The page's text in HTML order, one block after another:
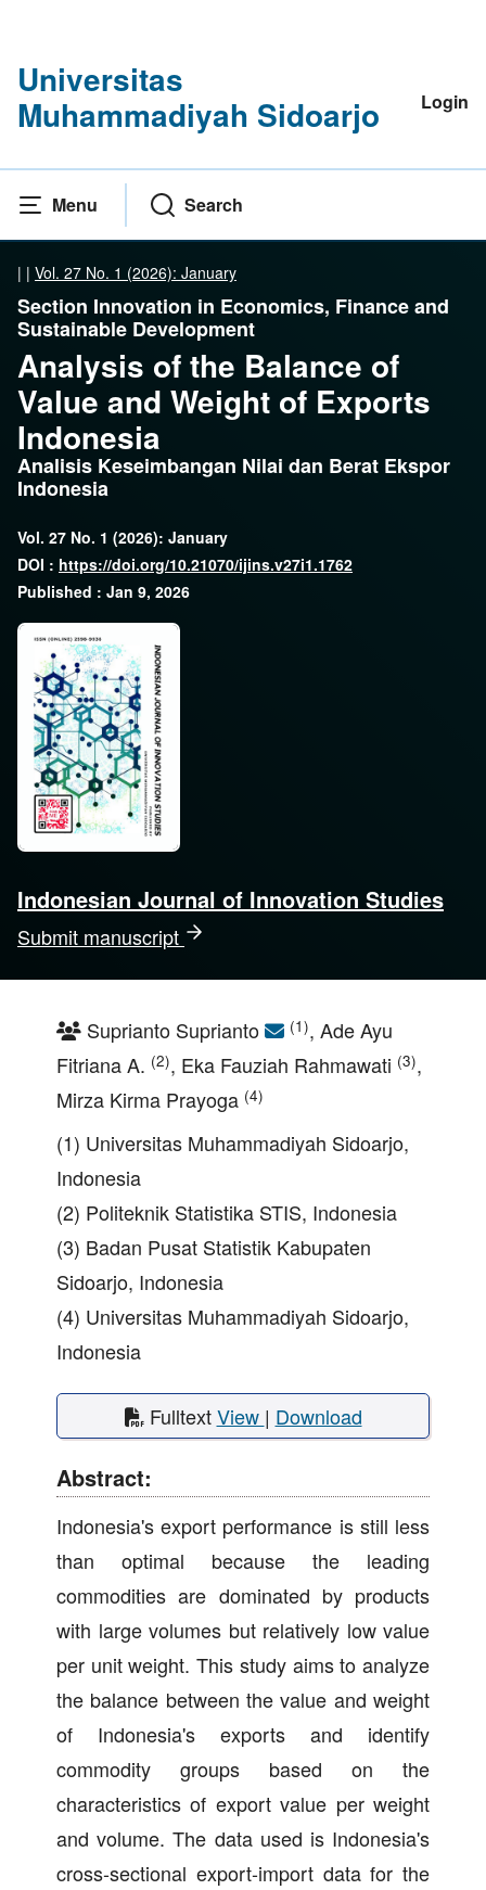
Universitas
Muhammadiyah Sidoarjo
Login
Menu Search
| | Vol. 27 No. 1 (2026): January
Indonesian Journal of Innovation Studies
Submit manuscript
Section Innovation in Economics, Finance and
Sustainable Development
Analysis of the Balance of
Value and Weight of Exports
Indonesia
Analisis Keseimbangan Nilai dan Berat Ekspor
Indonesia
Vol. 27 No. 1 (2026): January
DOI : https://doi.org/10.21070/ijins.v27i1.1762
Published : Jan 9, 2026
Suprianto Suprianto (1), Ade Ayu
Fitriana A. (2), Eka Fauziah Rahmawati (3),
Mirza Kirma Prayoga (4)
(1) Universitas Muhammadiyah Sidoarjo,
Indonesia
(2) Politeknik Statistika STIS, Indonesia
(3) Badan Pusat Statistik Kabupaten
Sidoarjo, Indonesia
(4) Universitas Muhammadiyah Sidoarjo,
Indonesia
FulltextView | Download
Abstract:
Indonesia's export performance is still less
than optimal because the leading
commodities are dominated by products
with large volumes but relatively low value
per unit weight. This study aims to analyze
the balance between the value and weight
of Indonesia's exports and identify
commodity groups based on the
characteristics of export value per weight
and volume. The data used is Indonesia's
cross-sectional export-import data for the